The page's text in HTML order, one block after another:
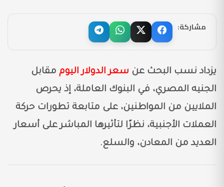
مشاركة:
يزداد نسب البحث عن سعر الدولار اليوم مقابل
الجنيه المصري، في البنوك العاملة، إذ يحرص
الملايين من المواطنين، على متابعة تطورات حركة
العملات الأجنبية، نظرًا لتأثيرها المباشر على أسعار
العديد من المعادن، والسلع.